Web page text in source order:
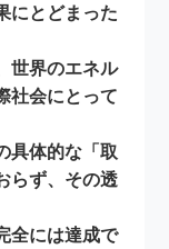
にとどまった
世界のエネル
社会にとって
具体的な「取
らず、その透
全には達成で